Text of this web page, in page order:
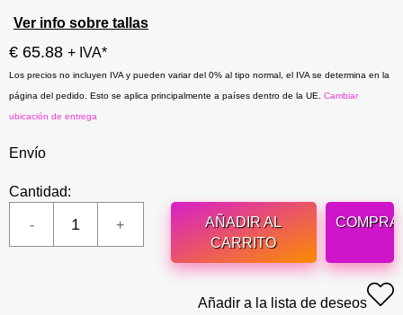
Ver info sobre tallas
€ 65.88 + IVA*
Los precios no incluyen IVA y pueden variar del 0% al tipo normal, el IVA se determina en la
página del pedido. Esto se aplica principalmente a países dentro de la UE. Cambiar
ubicación de entrega
Envío
Cantidad:
AÑADIR AL
CARRITO
Añadir a la lista de deseos